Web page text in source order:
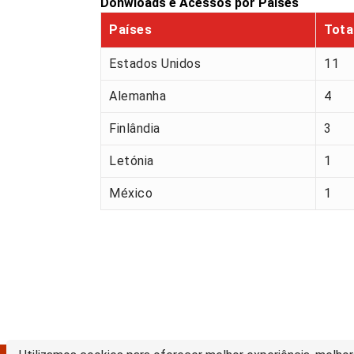
Países
Estados Unidos 11
Alemanha 4
Finlândia 3
Letónia 1
México 1